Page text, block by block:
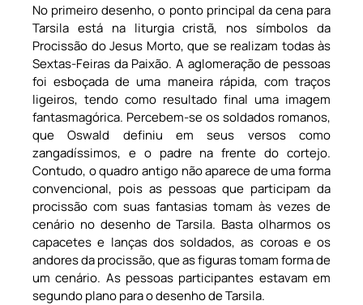
No primeiro desenho, o ponto principal da cena para
Tarsila está na liturgia cristã, nos símbolos da
Procissão do Jesus Morto, que se realizam todas às
Sextas-Feiras da Paixão. A aglomeração de pessoas
foi esboçada de uma maneira rápida, com traços
ligeiros, tendo como resultado final uma imagem
fantasmagórica. Percebem-se os soldados romanos,
que Oswald definiu em seus versos como
zangadíssimos, e o padre na frente do cortejo.
Contudo, o quadro antigo não aparece de uma forma
convencional, pois as pessoas que participam da
procissão com suas fantasias tomam às vezes de
cenário no desenho de Tarsila. Basta olharmos os
capacetes e lanças dos soldados, as coroas e os
andores da procissão, que as figuras tomam forma de
um cenário. As pessoas participantes estavam em
segundo plano para o desenho de Tarsila.